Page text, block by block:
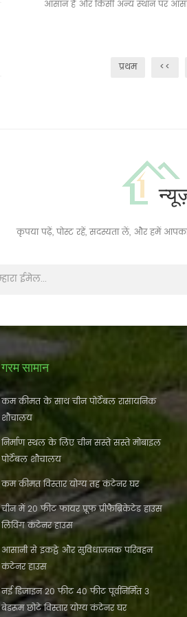
आसान है और किसी अन्य स्थान पर
प्रथम <<
कृपया पढ़ें, पोस्ट रहें, सदस्यता लें, और हमें
गरम सामान
कम कीमत के साथ चीन पोर्टेबल रासायनिक
शौचालय
निर्माण स्थल के लिए चीन सस्ते सस्ते मोबाइल
पोर्टेबल शौचालय
कम कीमत विस्तार योग्य तह कंटेनर घर
चीन में 20 फीट फायर प्रूफ प्रीफैब्रिकेटेड हाउस
लिविंग कंटेनर हाउस
आसानी से इकट्ठे और सुविधाजनक परिवहन
कंटेनर हाउस
नई डिजाइन 20 फीट 40 फीट पूर्वनिर्मित 3
बेडरूम छोटे विस्तार योग्य कंटेनर घर